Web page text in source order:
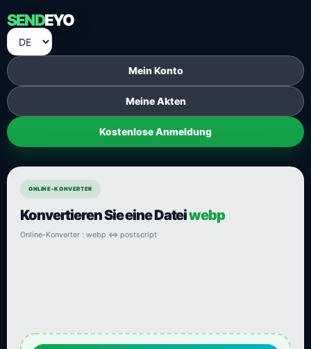
SENDEYO
Mein Konto
Meine Akten
Kostenlose Anmeldung
ONLINE-KONVERTER
Konvertieren Sie eine Dateiwebp
Online-Konverter : webp ⇔ postscript